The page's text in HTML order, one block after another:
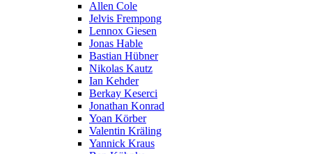
Allen Cole
Jelvis Frempong
Lennox Giesen
Jonas Hable
Bastian Hübner
Nikolas Kautz
Ian Kehder
Berkay Keserci
Jonathan Konrad
Yoan Körber
Valentin Kräling
Yannick Kraus